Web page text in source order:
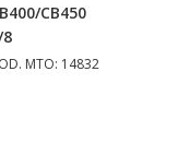
CB450
8
MTO: 14832